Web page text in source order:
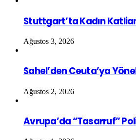
Stuttgart’ta Kadın
Ağustos 3, 2026
Sahel’den Ceuta’ya
Ağustos 2, 2026
Avrupa’da “Tasarruf”